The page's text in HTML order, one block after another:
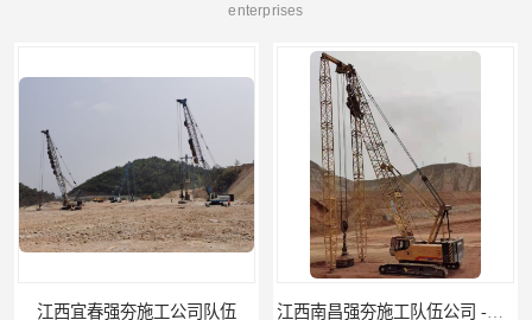
enterprises
江西南昌强夯施工队伍公司 -湖南业峻强夯基础工程 江西新余强夯施工队伍公司 —业峻强夯基础工程